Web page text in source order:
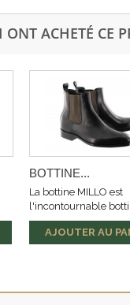
ONT ACHETÉ CE
BOTTINE...
La bottine MILLO est
l'incontournable
AJOUTER AU